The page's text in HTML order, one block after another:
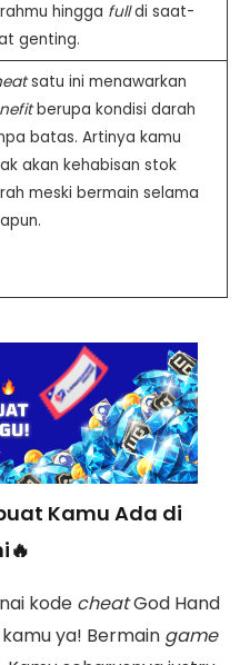
hingga fulldi saat-
genting.
satu ini menawarkan
berupa kondisi darah
batas. Artinya kamu
akan kehabisan stok
meski bermain selama
Kamu Ada di
kode cheatGod Hand
ya! Bermain game